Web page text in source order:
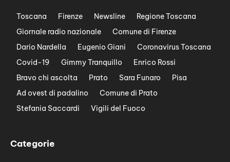
Toscana Firenze Newsline
Regione Toscana
Giornale radio nazionale
Comune di Firenze
Dario Nardella
Eugenio Giani
Coronavirus Toscana
Covid-19
Gimmy Tranquillo
Enrico Rossi
Bravo chi ascolta
Prato Sara Funaro
Pisa
Ad ovest di padalino
Comune di Prato
Stefania Saccardi
Vigili del Fuoco
Categorie